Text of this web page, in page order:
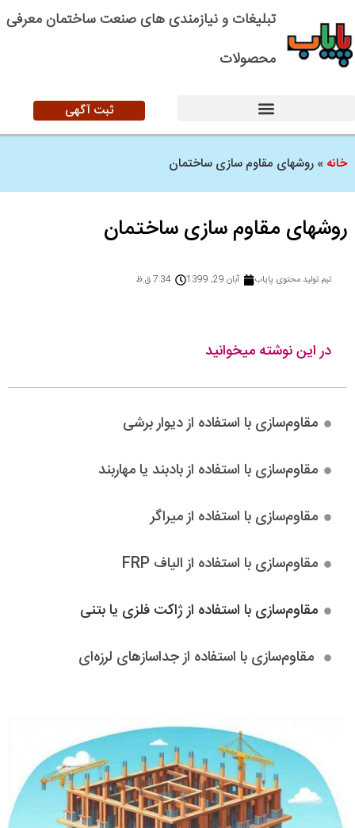
تبلیغات و نیازمندی های صنعت ساختمان معرفی
محصولات
ثبت آگهی
خانه » روشهای مقاوم سازی ساختمان
روشهای مقاوم سازی ساختمان
تیم تولید محتوی پایاب آبان 29, 1399 7:34 ق.ظ
در این نوشته میخوانید
مقاوم‌سازی با استفاده از دیوار برشی
مقاوم‌سازی با استفاده از بادبند یا مهاربند
مقاوم‌سازی با استفاده از میراگر
مقاوم‌سازی با استفاده از الیاف FRP
مقاوم‌سازی با استفاده از ژاکت فلزی یا بتنی
مقاوم‌سازی با استفاده از جداسازهای لرزه‌ای